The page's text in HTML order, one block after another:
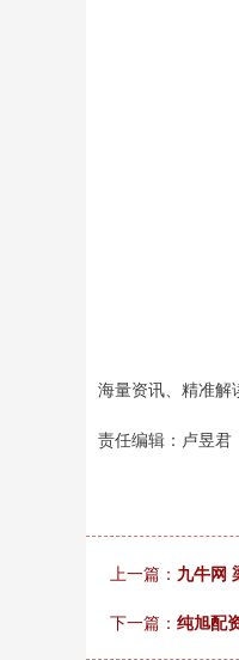
海量资讯、精准解
责任编辑：卢昱君
上一篇： 九牛网
下一篇： 纯旭配